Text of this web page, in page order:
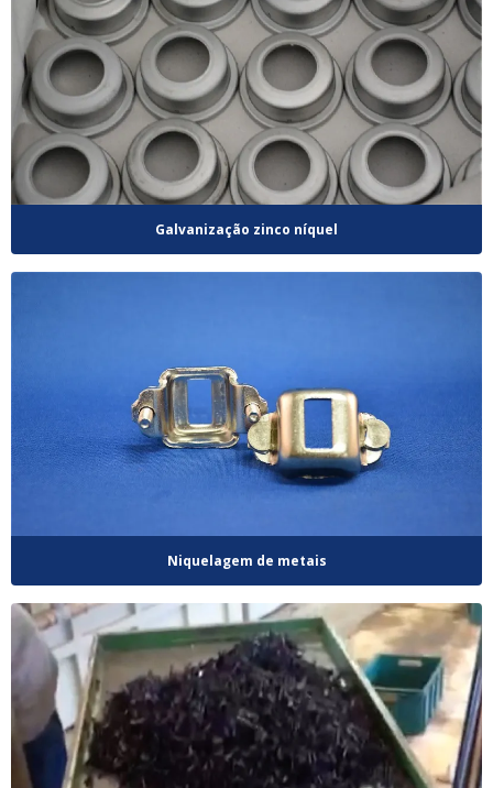
Galvanização zinco níquel
Niquelagem de metais